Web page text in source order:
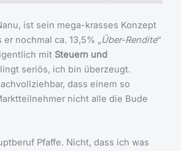
ist sein mega-krasses Konzept
er nochmal ca. 13,5% „Über-Rendite“
mit Steuern und
seriös, ich bin überzeugt.
dass einem so
nicht alle die Bude
Pfaffe. Nicht, dass ich was